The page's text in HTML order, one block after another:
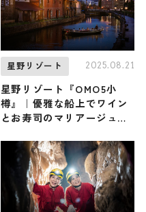
星野リゾート 2025.08.21
星野リゾート『OMO5小
樽』｜優雅な船上でワイン
とお寿司のマリアージュを
ルージング」開催